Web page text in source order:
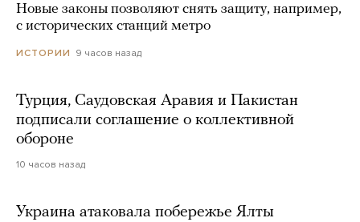
Новые законы позволяют снять защиту, например,
с исторических станций метро
ИСТОРИИ 9 часов назад
Турция, Саудовская Аравия и Пакистан
подписали соглашение о коллективной
обороне
10 часов назад
Украина атаковала побережье Ялты